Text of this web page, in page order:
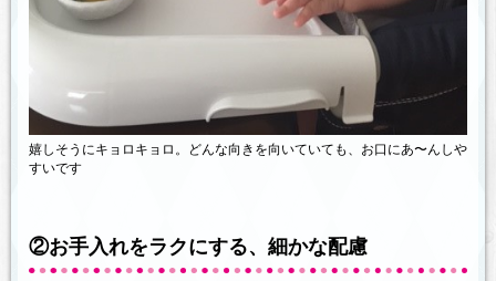
嬉しそうにキョロキョロ。どんな向きを向いていても、お口にあ〜んしや
すいです
②お手入れをラクにする、細かな配慮